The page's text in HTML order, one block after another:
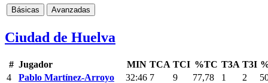
Básicas Avanzadas
Ciudad de Huelva
# Jugador MIN TCA TCI %TC T3A T3I
4
Pablo Martínez-Arroyo 32:46 7 9 77,78 1 2